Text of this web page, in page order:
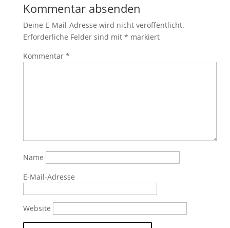
Kommentar absenden
Deine E-Mail-Adresse wird nicht veröffentlicht.
Erforderliche Felder sind mit * markiert
Kommentar *
Name
E-Mail-Adresse
Website